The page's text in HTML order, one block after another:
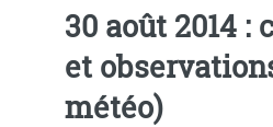
30 août 2014 :
et
météo)